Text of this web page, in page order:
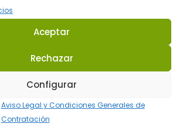
Aceptar
Rechazar
Configurar
Aviso Legal y Condiciones Generales de
Contratación
Telefónica y por email